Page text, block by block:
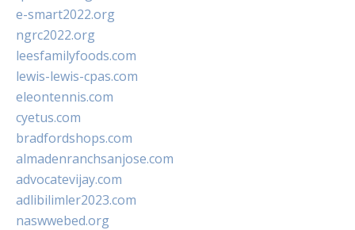
e-smart2022.org
ngrc2022.org
leesfamilyfoods.com
lewis-lewis-cpas.com
eleontennis.com
cyetus.com
bradfordshops.com
almadenranchsanjose.com
advocatevijay.com
adlibilimler2023.com
naswwebed.org